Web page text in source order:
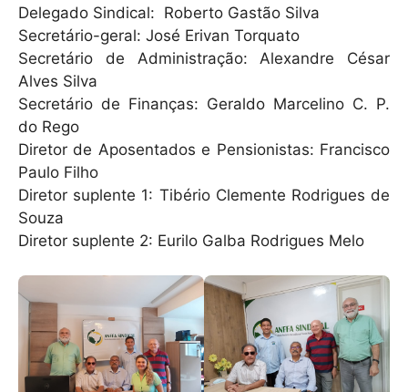
Delegado Sindical: Roberto Gastão Silva
Secretário-geral: José Erivan Torquato
Secretário de Administração: Alexandre César
Alves Silva
Secretário de Finanças: Geraldo Marcelino C. P.
do Rego
Diretor de Aposentados e Pensionistas: Francisco
Paulo Filho
Diretor suplente 1: Tibério Clemente Rodrigues de
Souza
Diretor suplente 2: Eurilo Galba Rodrigues Melo